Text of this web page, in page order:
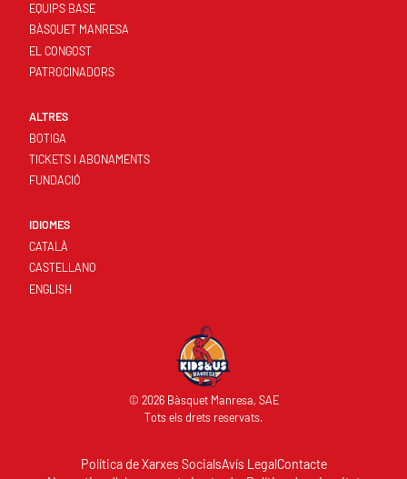
EQUIPS BASE
BÀSQUET MANRESA
EL CONGOST
PATROCINADORS
ALTRES
BOTIGA
TICKETS I ABONAMENTS
FUNDACIÓ
IDIOMES
CATALÀ
CASTELLANO
ENGLISH
© 2026 Bàsquet Manresa, SAE
Tots els drets reservats.
Política de Xarxes SocialsAvís LegalContacte